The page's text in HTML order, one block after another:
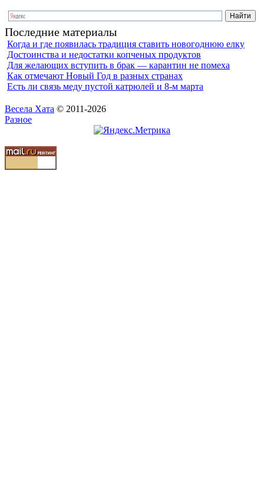
Последние материалы
Когда и где появилась традиция ставить новогоднюю елку
Достоинства и недостатки копченых продуктов
Для желающих вступить в брак — карантин не помеха
Как отмечают Новый Год в разных странах
Есть ли связь меду пустой катрюлей и 8-м марта
Весела Хата © 2011-2026
Разное